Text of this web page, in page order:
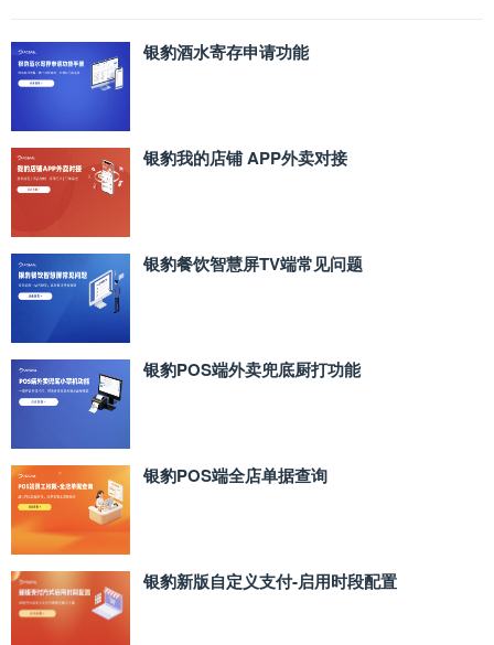
银豹酒水寄存申请功能
银豹我的店铺 APP外卖对接
银豹餐饮智慧屏TV端常见问题
银豹POS端外卖兜底厨打功能
银豹POS端全店单据查询
银豹新版自定义支付‑启用时段配置